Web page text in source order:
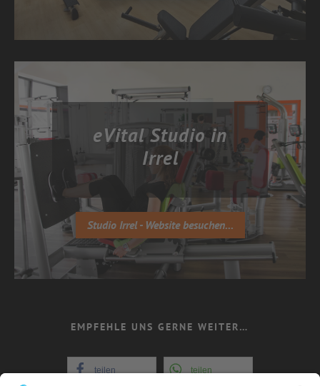
eVital Studio in
Irrel
Studio Irrel - Website besuchen...
EMPFEHLE UNS GERNE WEITER…
teilen teilen